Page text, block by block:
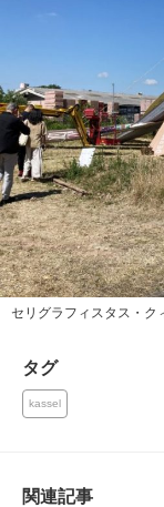
セリグラフィスタス・
タグ
kassel
関連記事